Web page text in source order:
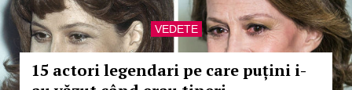
VEDETE
15 actori legendari pe care puțini i-